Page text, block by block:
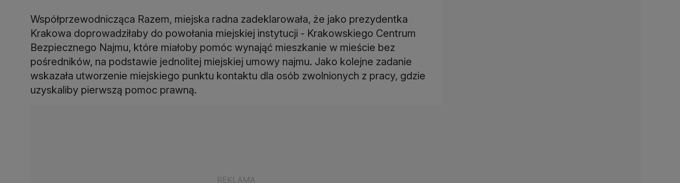
Współprzewodnicząca Razem, miejska radna zadeklarowała, że jako prezydentka
Krakowa doprowadziłaby do powołania miejskiej instytucji - Krakowskiego Centrum
Bezpiecznego Najmu, które miałoby pomóc wynająć mieszkanie w mieście bez
pośredników, na podstawie jednolitej miejskiej umowy najmu. Jako kolejne zadanie
wskazała utworzenie miejskiego punktu kontaktu dla osób zwolnionych z pracy, gdzie
uzyskaliby pierwszą pomoc prawną.